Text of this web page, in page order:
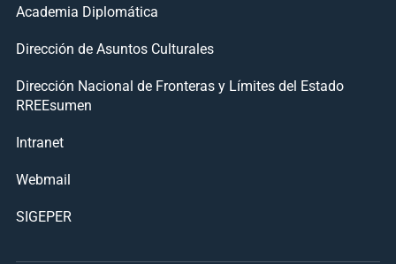
Academia Diplomática
Dirección de Asuntos Culturales
Dirección Nacional de Fronteras y Límites del Estado
RREEsumen
Intranet
Webmail
SIGEPER